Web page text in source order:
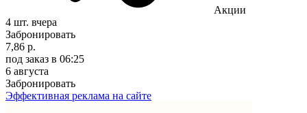
Акции
4 шт. вчера
Забронировать
7,86 р.
под заказ в 06:25
6 августа
Забронировать
Эффективная реклама на сайте